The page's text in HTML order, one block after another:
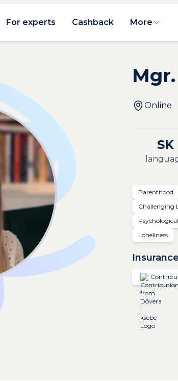
For experts Cashback More
Online
SK
Parenthood
Challenging
Loneliness